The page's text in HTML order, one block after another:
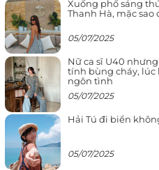
Xuống phố sáng
Thanh Hà, mặc
05/07/2025
Nữ ca sĩ U40
tính bùng cháy, lúc
ngôn tình
05/07/2025
Hải Tú đi biển
05/07/2025